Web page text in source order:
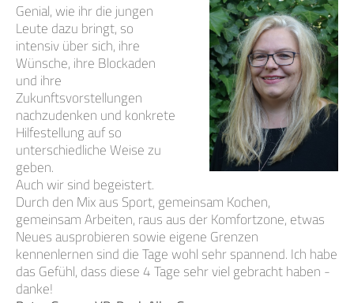
Genial, wie ihr die jungen
Leute dazu bringt, so
intensiv über sich, ihre
Wünsche, ihre Blockaden
und ihre
Zukunftsvorstellungen
nachzudenken und konkrete
Hilfestellung auf so
unterschiedliche Weise zu
geben.
Auch wir sind begeistert.
Durch den Mix aus Sport, gemeinsam Kochen,
gemeinsam Arbeiten, raus aus der Komfortzone, etwas
Neues ausprobieren sowie eigene Grenzen
kennenlernen sind die Tage wohl sehr spannend. Ich habe
das Gefühl, dass diese 4 Tage sehr viel gebracht haben -
danke!